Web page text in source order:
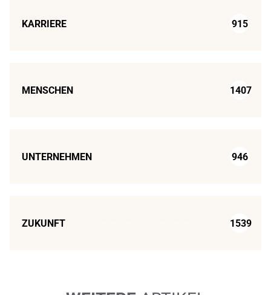
KARRIERE 915
MENSCHEN 1407
UNTERNEHMEN 946
ZUKUNFT 1539